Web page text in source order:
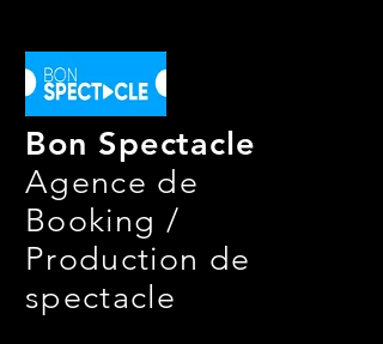
Bon Spectacle
Agence de
Booking /
Production de
spectacle